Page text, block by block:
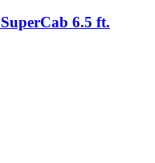
6.5 ft.